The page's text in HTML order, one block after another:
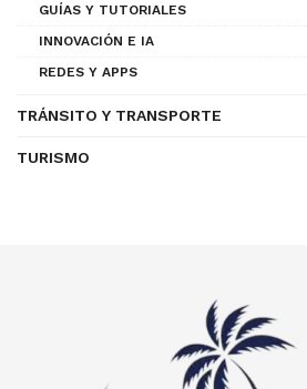
GUÍAS Y TUTORIALES
INNOVACIÓN E IA
REDES Y APPS
TRÁNSITO Y TRANSPORTE
TURISMO